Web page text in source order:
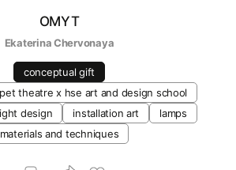
OMYT
Ekaterina Chervonaya
conceptual gift
theatre x hse art and design school
design installation art
lamps
materials and techniques